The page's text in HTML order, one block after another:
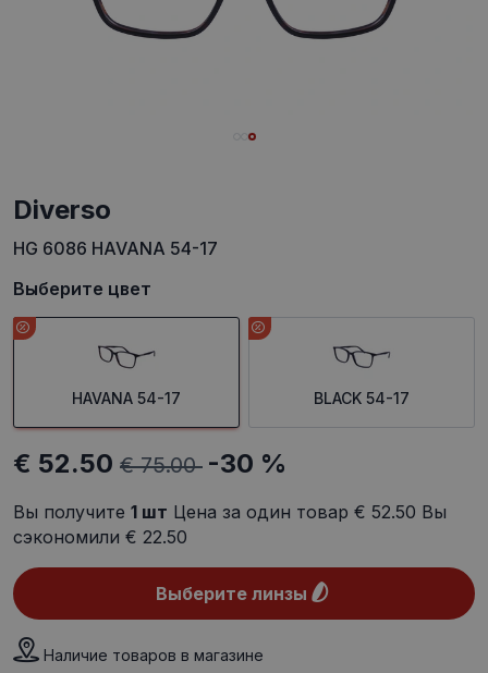
Diverso
HG 6086 HAVANA 54-17
Выберите цвет
HAVANA 54-17 BLACK 54-17
€ 52.50 € 75.00 -30 %
Вы получите 1 шт Цена за один товар € 52.50 Вы
сэкономили € 22.50
Выберите линзы
Наличие товаров в магазине